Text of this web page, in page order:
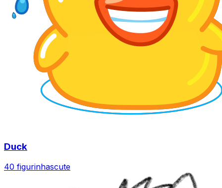
Duck
40 figurinhascute